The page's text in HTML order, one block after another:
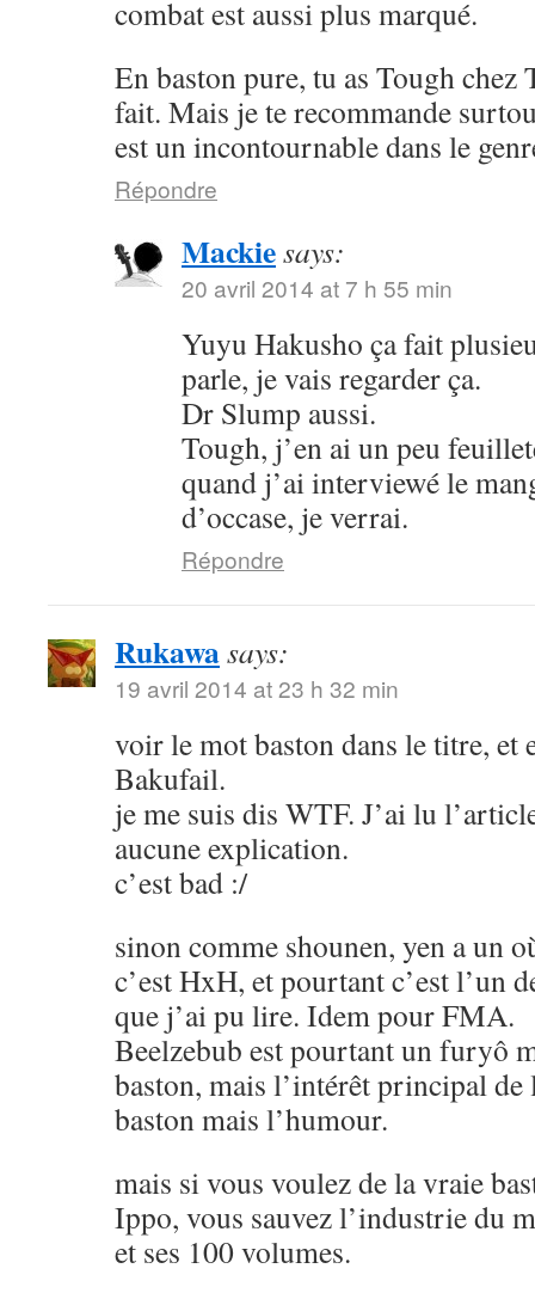
combat est aussi plus marqué.
En baston pure, tu as Tough chez
fait. Mais je te recommande
est un incontournable dans le
Répondre
Mackiesays:
20 avril 2014 at 7 h 55 min
Yuyu Hakusho ça fait
parle, je vais regarder ça.
Dr Slump aussi.
Tough, j’en ai un peu
quand j’ai interviewé le
d’occase, je verrai.
Répondre
Rukawasays:
19 avril 2014 at 23 h 32 min
voir le mot baston dans le titre, et
Bakufail.
je me suis dis WTF. J’ai lu
aucune explication.
c’est bad :/
sinon comme shounen, yen a un
c’est HxH, et pourtant c’est l’un
que j’ai pu lire. Idem pour FMA.
Beelzebub est pourtant un furyô
baston, mais l’intérêt principal de
baston mais l’humour.
mais si vous voulez de la vraie
Ippo, vous sauvez l’industrie du
et ses 100 volumes.